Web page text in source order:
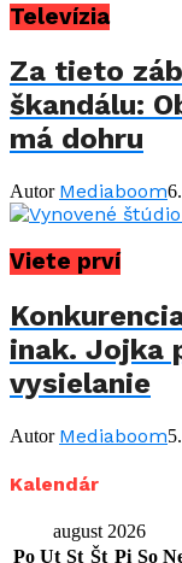
Televízia
Za tieto
škandálu:
má dohru
Autor Mediaboom
Viete prví
inak. Jojka
vysielanie
Autor Mediaboom
Kalendár
august 2026
Po Ut St Št Pi So